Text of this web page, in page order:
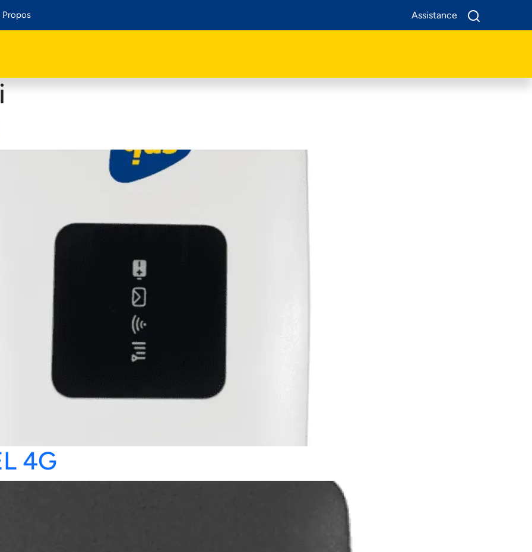
Propos Assistance
4G